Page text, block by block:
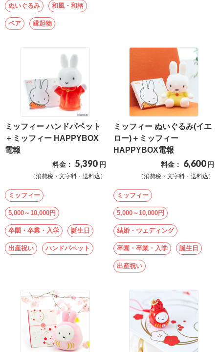
法
人
け
サ
ー
ス
ー
報
ラ
ボ
い
合
わ
せ
ぬいぐるみ 和風・和柄
ペア 縁起物
ミッフィー ハンドパペット
＋ミッフィー HAPPYBOX
電報
料金： 5,390 円
（消費税・文字料・送料込）
ミッフィー
5,000～10,000円
卒園・卒業・入学 誕生日
出産祝い ハンドパペット
ミッフィー ぬいぐるみ(イエ
ロー)＋ミッフィー
HAPPYBOX電報
料金： 6,600 円
（消費税・文字料・送料込）
ミッフィー
5,000～10,000円
結婚・ウェディング
卒園・卒業・入学 誕生日
出産祝い